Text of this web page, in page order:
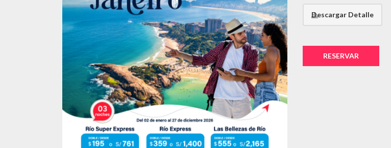
Descargar Detalle
RESERVAR